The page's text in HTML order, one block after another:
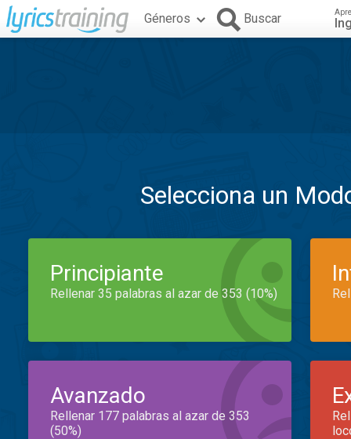
Géneros Buscar
Selecciona un
Principiante
Rellenar 35 palabras al azar de 353 (10%)
Avanzado
Rellenar 177 palabras al azar de 353
(50%)